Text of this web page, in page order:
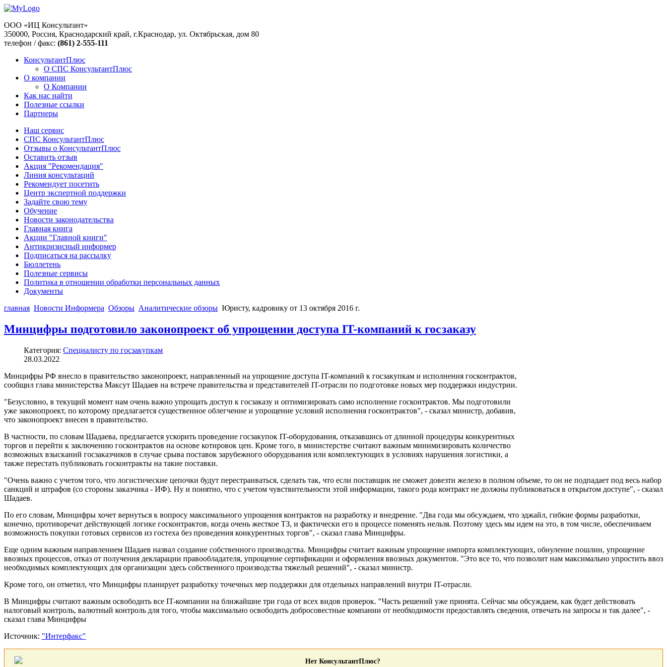
ООО «ИЦ Консультант»
350000, Россия, Краснодарский край, г.Краснодар, ул. Октябрьская, дом 80
телефон / факс: (861) 2-555-111
КонсультантПлюс
О СПС КонсультантПлюс
О компании
О Компании
Как нас найти
Полезные ссылки
Партнеры
Наш сервис
СПС КонсультантПлюс
Отзывы о КонсультантПлюс
Оставить отзыв
Акция "Рекомендация"
Линия консультаций
Рекомендует посетить
Центр экспертной поддержки
Задайте свою тему
Обучение
Новости законодательства
Главная книга
Акции "Главной книги"
Антикризисный информер
Подписаться на рассылку
Бюллетень
Полезные сервисы
Политика в отношении обработки персональных данных
Документы
главная Новости Информера Обзоры Аналитические обзоры Юристу, кадровику от 13 октября 2016 г.
Минцифры подготовило законопроект об упрощении доступа IT-компаний к госзаказу
Категория: Специалисту по госзакупкам
28.03.2022
Минцифры РФ внесло в правительство законопроект, направленный на упрощение доступа IT-компаний к госзакупкам и исполнения госконтрактов,
сообщил глава министерства Максут Шадаев на встрече правительства и представителей IT-отрасли по подготовке новых мер поддержки индустрии.
"Безусловно, в текущий момент нам очень важно упрощать доступ к госзаказу и оптимизировать само исполнение госконтрактов. Мы подготовили
уже законопроект, по которому предлагается существенное облегчение и упрощение условий исполнения госконтрактов", - сказал министр, добавив,
что законопроект внесен в правительство.
В частности, по словам Шадаева, предлагается ускорить проведение госзакупок IT-оборудования, отказавшись от длинной процедуры конкурентных
торгов и перейти к заключению госконтрактов на основе котировок цен. Кроме того, в министерстве считают важным минимизировать количество
возможных взысканий госзаказчиков в случае срыва поставок зарубежного оборудования или комплектующих в условиях нарушения логистики, а
также перестать публиковать госконтракты на такие поставки.
"Очень важно с учетом того, что логистические цепочки будут перестраиваться, сделать так, что если поставщик не сможет довезти железо в полном объеме, то он не подпадает под весь набор
санкций и штрафов (со стороны заказчика - ИФ). Ну и понятно, что с учетом чувствительности этой информации, такого рода контракт не должны публиковаться в открытом доступе", - сказал
Шадаев.
По его словам, Минцифры хочет вернуться к вопросу максимального упрощения контрактов на разработку и внедрение. "Два года мы обсуждаем, что эджайл, гибкие формы разработки,
конечно, противоречат действующей логике госконтрактов, когда очень жесткое ТЗ, и фактически его в процессе поменять нельзя. Поэтому здесь мы идем на это, в том числе, обеспечиваем
возможность покупки готовых сервисов из гостеха без проведения конкурентных торгов", - сказал глава Минцифры.
Еще одним важным направлением Шадаев назвал создание собственного производства. Минцифры считает важным упрощение импорта комплектующих, обнуление пошлин, упрощение
ввозных процессов, отказ от получения декларации правообладателя, упрощение сертификации и оформления ввозных документов. "Это все то, что позволит нам максимально упростить ввоз
необходимых комплектующих для организации здесь собственного производства тяжелый решений", - сказал министр.
Кроме того, он отметил, что Минцифры планирует разработку точечных мер поддержки для отдельных направлений внутри IT-отрасли.
В Минцифры считают важным освободить все IT-компании на ближайшие три года от всех видов проверок. "Часть решений уже принята. Сейчас мы обсуждаем, как будет действовать
налоговый контроль, валютный контроль для того, чтобы максимально освободить добросовестные компании от необходимости предоставлять сведения, отвечать на запросы и так далее", -
сказал глава Минцифры
Источник: "Интерфакс"
Нет КонсультантПлюс?